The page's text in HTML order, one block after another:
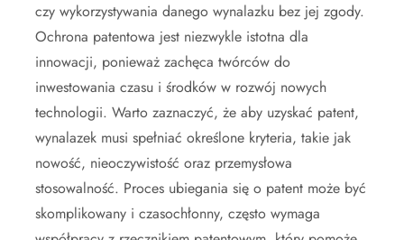
czy wykorzystywania danego wynalazku bez jej zgody.
Ochrona patentowa jest niezwykle istotna dla
innowacji, ponieważ zachęca twórców do
inwestowania czasu i środków w rozwój nowych
technologii. Warto zaznaczyć, że aby uzyskać patent,
wynalazek musi spełniać określone kryteria, takie jak
nowość, nieoczywistość oraz przemysłowa
stosowalność. Proces ubiegania się o patent może być
skomplikowany i czasochłonny, często wymaga